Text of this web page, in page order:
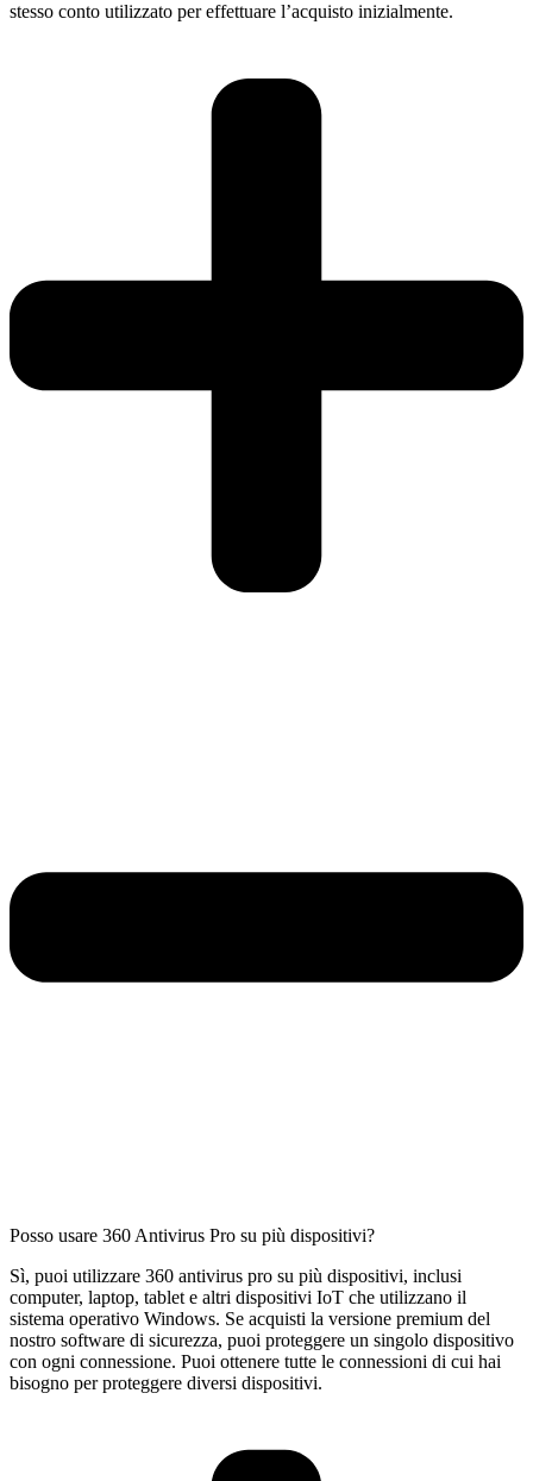
stesso conto utilizzato per effettuare l’acquisto inizialmente.
Posso usare 360 Antivirus Pro su più dispositivi?
Sì, puoi utilizzare 360 antivirus pro su più dispositivi, inclusi
computer, laptop, tablet e altri dispositivi IoT che utilizzano il
sistema operativo Windows. Se acquisti la versione premium del
nostro software di sicurezza, puoi proteggere un singolo dispositivo
con ogni connessione. Puoi ottenere tutte le connessioni di cui hai
bisogno per proteggere diversi dispositivi.